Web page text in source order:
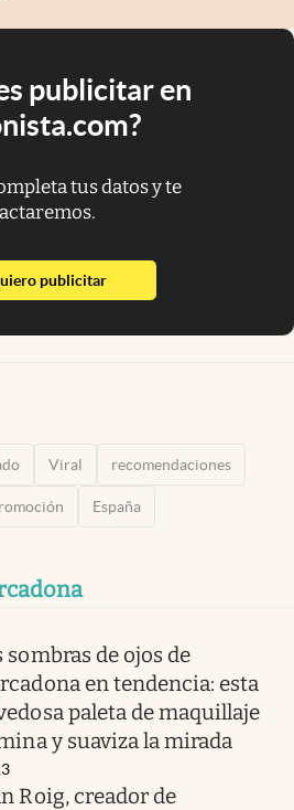
publicitar en
tus datos y te
publicitarabre en nueva pestaña
Viral recomendaciones
España
sombras de ojos de
en tendencia: esta
paleta de maquillaje
y suaviza la mirada
Roig, creador de